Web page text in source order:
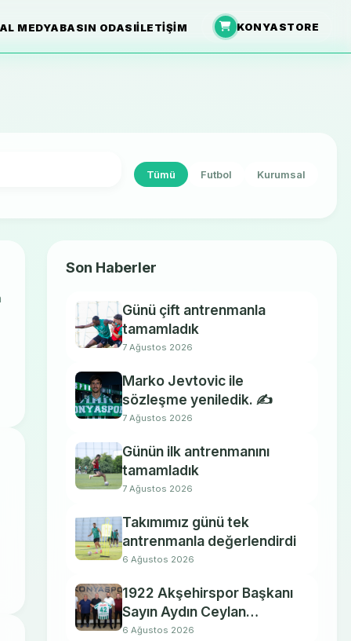
MEDYABASIN ODASIİLETIŞIM KONYASTORE
Tümü Futbol Kurumsal
Son Haberler
Günü çift antrenmanla
tamamladık
7 Ağustos 2026
Marko Jevtovic ile
sözleşme yeniledik. ✍️
7 Ağustos 2026
Günün ilk antrenmanını
tamamladık
7 Ağustos 2026
Takımımız günü tek
antrenmanla değerlendirdi
6 Ağustos 2026
1922 Akşehirspor Başkanı
Sayın Aydın Ceylan
kulübümüzü ziyaret etti.
6 Ağustos 2026